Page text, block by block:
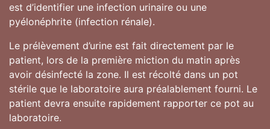
est d’identifier une infection urinaire ou une
pyélonéphrite (infection rénale).
Le prélèvement d’urine est fait directement par le
patient, lors de la première miction du matin après
avoir désinfecté la zone. Il est récolté dans un pot
stérile que le laboratoire aura préalablement fourni. Le
patient devra ensuite rapidement rapporter ce pot au
laboratoire.